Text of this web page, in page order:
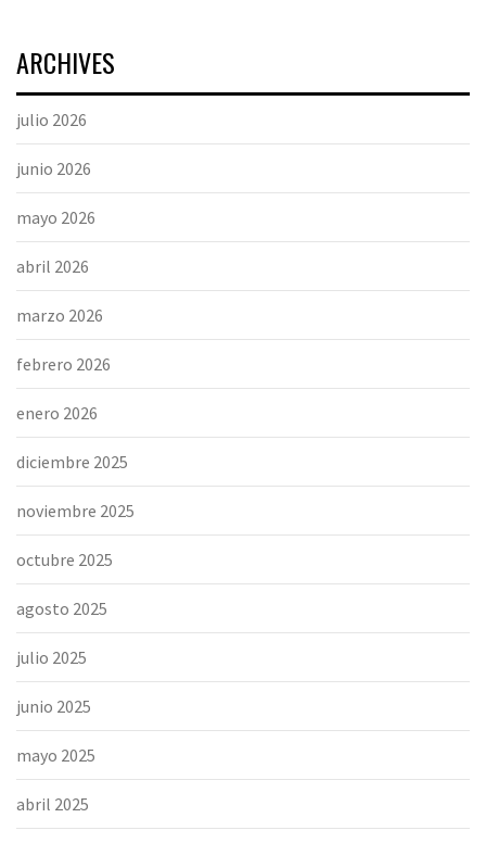
ARCHIVES
julio 2026
junio 2026
mayo 2026
abril 2026
marzo 2026
febrero 2026
enero 2026
diciembre 2025
noviembre 2025
octubre 2025
agosto 2025
julio 2025
junio 2025
mayo 2025
abril 2025